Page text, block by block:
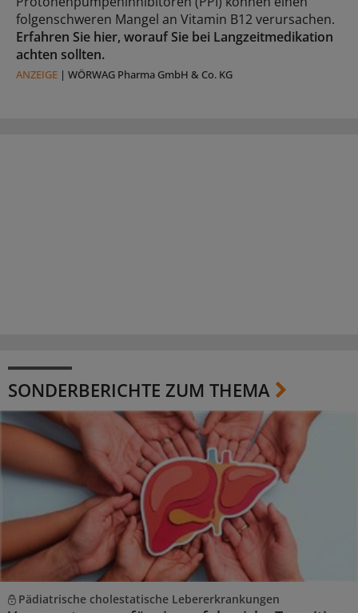
folgenschweren Mangel an Vitamin B12 verursachen.
Erfahren Sie hier, worauf Sie bei Langzeitmedikation
achten sollten.
ANZEIGE | WÖRWAG Pharma GmbH & Co. KG
SONDERBERICHTE ZUM THEMA
Pädiatrische cholestatische Lebererkrankungen